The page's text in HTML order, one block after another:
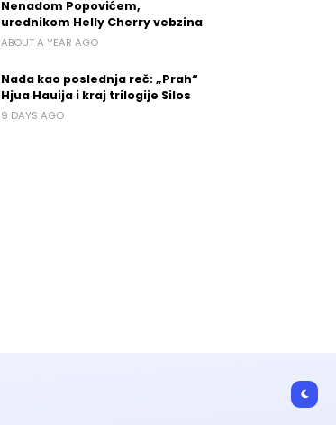
Nenadom Popovićem,
urednikom Helly Cherry vebzina
ABOUT A YEAR AGO
Nada kao poslednja reč: „Prah“
Hjua Hauija i kraj trilogije Silos
9 DAYS AGO